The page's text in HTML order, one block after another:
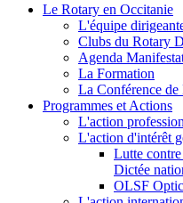
Le Rotary en Occitanie
L'équipe
Clubs du Rotary
Agenda
La Formation
La Conférence
Programmes et Actions
L'action
L'action d'intérêt
Lutte
Dictée
OLSF